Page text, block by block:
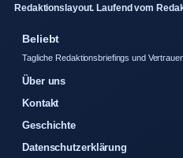
Redaktionslayout. Laufend vom
Beliebt
Tagliche Redaktionsbriefings und
Über uns
Kontakt
Geschichte
Datenschutzerklärung